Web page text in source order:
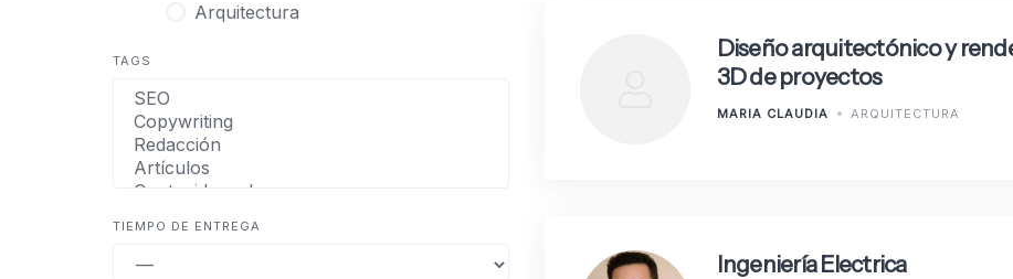
Arquitectura
TAGS
TIEMPO DE ENTREGA
Diseño arquitectónico y
3D de proyectos
MARIA CLAUDIA ARQUITECTURA
Ingeniería Electrica